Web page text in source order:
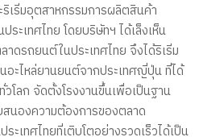
ริเริ่มอุตสาหกรรมการผลิตสินค้า
ระเทศไทย โดยบริษัทฯ ได้เล็งเห็น
ดรถยนต์ในประเทศไทย จึงได้ริเริ่ม
ะไหล่ยานยนต์จากประเทศญี่ปุ่น ที่ได้
โลก จัดตั้งโรงงานขึ้นเพื่อเป็นฐาน
นองความต้องการของตลาด
เทศไทยที่เติบโตอย่างรวดเร็วได้เป็น